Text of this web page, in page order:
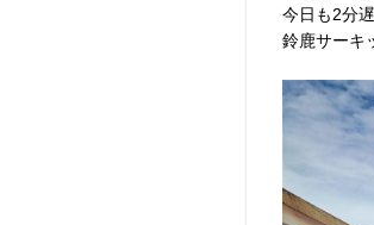
今日も2分
鈴鹿サーキ